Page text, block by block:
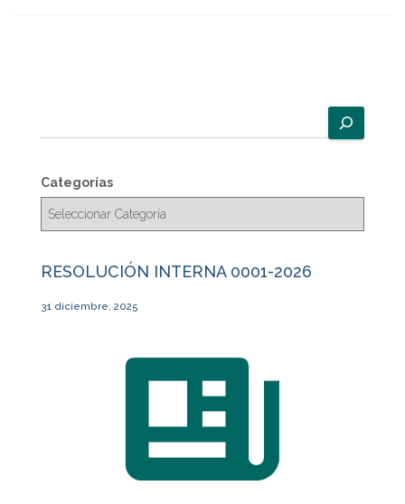
u
c
a
Categorías
RESOLUCIÓN INTERNA 0001-2026
31 diciembre, 2025